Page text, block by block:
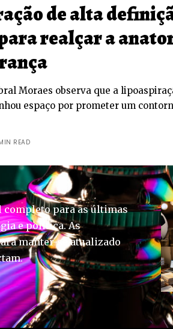
de alta
realçar a
Moraes observa que a
espaço por prometer um
READ
completo para as últimas
e política. As
manter-se atualizado